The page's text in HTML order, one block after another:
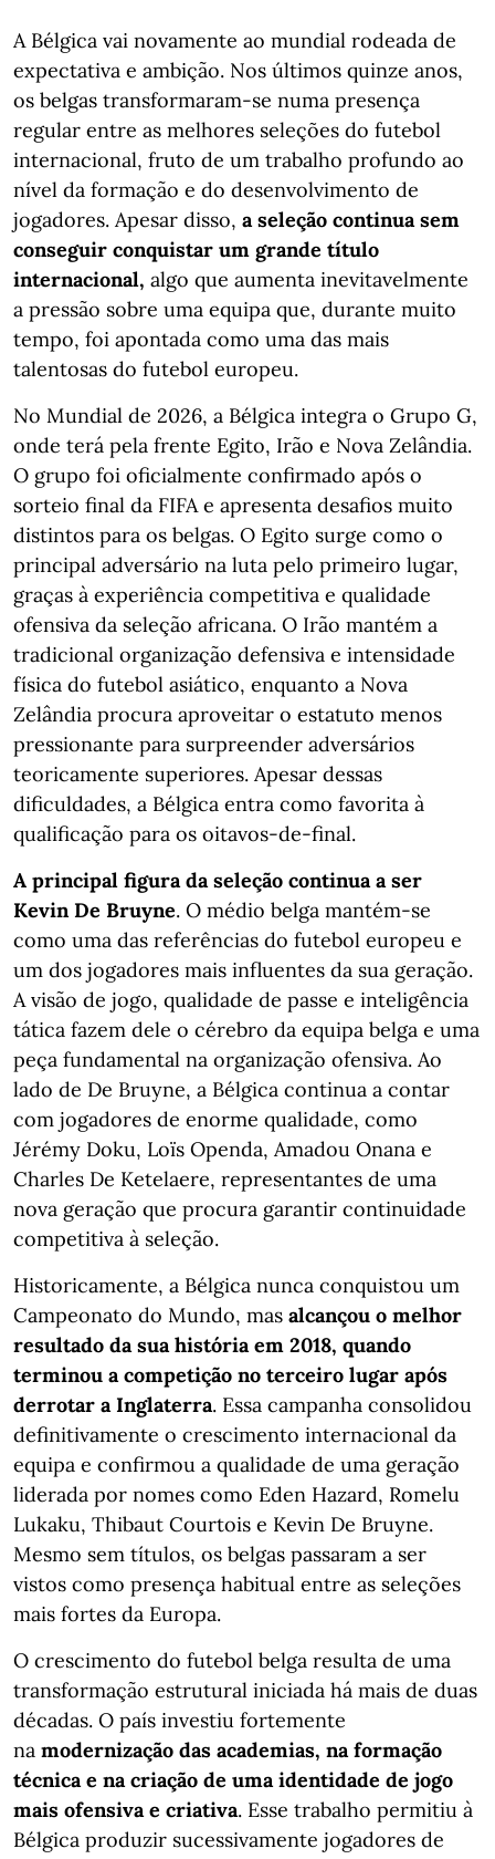
A Bélgica vai novamente ao mundial rodeada de
expectativa e ambição. Nos últimos quinze anos,
os belgas transformaram-se numa presença
regular entre as melhores seleções do futebol
internacional, fruto de um trabalho profundo ao
nível da formação e do desenvolvimento de
jogadores. Apesar disso, a seleção continua sem
conseguir conquistar um grande título
internacional, algo que aumenta inevitavelmente
a pressão sobre uma equipa que, durante muito
tempo, foi apontada como uma das mais
talentosas do futebol europeu.
No Mundial de 2026, a Bélgica integra o Grupo G,
onde terá pela frente Egito, Irão e Nova Zelândia.
O grupo foi oficialmente confirmado após o
sorteio final da FIFA e apresenta desafios muito
distintos para os belgas. O Egito surge como o
principal adversário na luta pelo primeiro lugar,
graças à experiência competitiva e qualidade
ofensiva da seleção africana. O Irão mantém a
tradicional organização defensiva e intensidade
física do futebol asiático, enquanto a Nova
Zelândia procura aproveitar o estatuto menos
pressionante para surpreender adversários
teoricamente superiores. Apesar dessas
dificuldades, a Bélgica entra como favorita à
qualificação para os oitavos-de-final.
A principal figura da seleção continua a ser
Kevin De Bruyne. O médio belga mantém-se
como uma das referências do futebol europeu e
um dos jogadores mais influentes da sua geração.
A visão de jogo, qualidade de passe e inteligência
tática fazem dele o cérebro da equipa belga e uma
peça fundamental na organização ofensiva. Ao
lado de De Bruyne, a Bélgica continua a contar
com jogadores de enorme qualidade, como
Jérémy Doku, Loïs Openda, Amadou Onana e
Charles De Ketelaere, representantes de uma
nova geração que procura garantir continuidade
competitiva à seleção.
Historicamente, a Bélgica nunca conquistou um
Campeonato do Mundo, mas alcançou o melhor
resultado da sua história em 2018, quando
terminou a competição no terceiro lugar após
derrotar a Inglaterra. Essa campanha consolidou
definitivamente o crescimento internacional da
equipa e confirmou a qualidade de uma geração
liderada por nomes como Eden Hazard, Romelu
Lukaku, Thibaut Courtois e Kevin De Bruyne.
Mesmo sem títulos, os belgas passaram a ser
vistos como presença habitual entre as seleções
mais fortes da Europa.
O crescimento do futebol belga resulta de uma
transformação estrutural iniciada há mais de duas
décadas. O país investiu fortemente
na modernização das academias, na formação
técnica e na criação de uma identidade de jogo
mais ofensiva e criativa. Esse trabalho permitiu à
Bélgica produzir sucessivamente jogadores de